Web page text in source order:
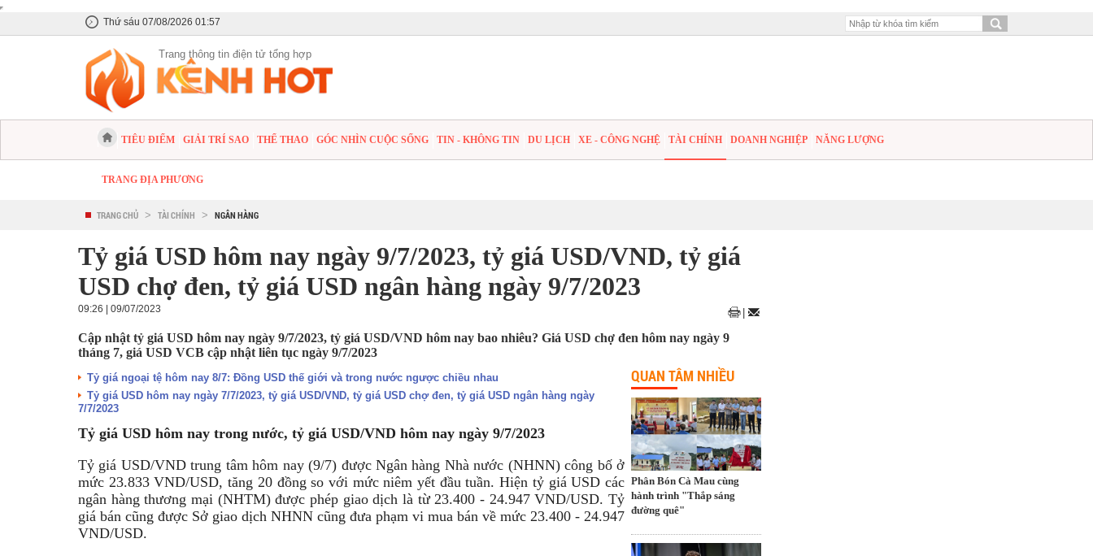
Thứ sáu 07/08/2026 01:57
Trang thông tin điện tử tổng hợp
TIÊU ĐIỂM GIẢI TRÍ SAO THỂ THAO GÓC NHÌN CUỘC SỐNG TIN - KHÔNG TIN DU LỊCH XE - CÔNG NGHỆ TÀI CHÍNH DOANH NGHIỆP NĂNG LƯỢNG
TRANG ĐỊA PHƯƠNG
TRANG CHỦ > TÀI CHÍNH > NGÂN HÀNG
Tỷ giá USD hôm nay ngày 9/7/2023, tỷ giá USD/VND, tỷ giá
USD chợ đen, tỷ giá USD ngân hàng ngày 9/7/2023
09:26 | 09/07/2023
Cập nhật tỷ giá USD hôm nay ngày 9/7/2023, tỷ giá USD/VND hôm nay bao nhiêu? Giá USD chợ đen hôm nay ngày 9
tháng 7, giá USD VCB cập nhật liên tục ngày 9/7/2023
Tỷ giá ngoại tệ hôm nay 8/7: Đồng USD thế giới và trong nước ngược chiều nhau
Tỷ giá USD hôm nay ngày 7/7/2023, tỷ giá USD/VND, tỷ giá USD chợ đen, tỷ giá USD ngân hàng ngày
7/7/2023
Tỷ giá USD hôm nay trong nước, tỷ giá USD/VND hôm nay ngày 9/7/2023
Tỷ giá USD/VND trung tâm hôm nay (9/7) được Ngân hàng Nhà nước (NHNN) công bố ở
mức 23.833 VND/USD, tăng 20 đồng so với mức niêm yết đầu tuần. Hiện tỷ giá USD các
ngân hàng thương mại (NHTM) được phép giao dịch là từ 23.400 - 24.947 VND/USD. Tỷ
giá bán cũng được Sở giao dịch NHNN cũng đưa phạm vi mua bán về mức 23.400 - 24.947
VND/USD.
QUAN TÂM NHIỀU
Phân Bón Cà Mau cùng
hành trình "Thắp sáng
đường quê"